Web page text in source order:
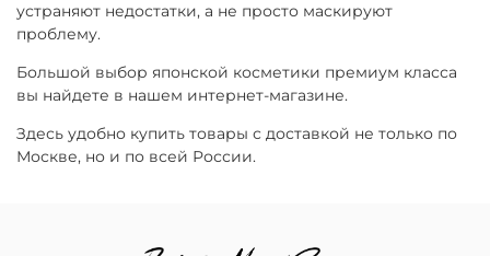
устраняют недостатки, а не просто маскируют
проблему.
Большой выбор японской косметики премиум класса
вы найдете в нашем интернет-магазине.
Здесь удобно купить товары с доставкой не только по
Москве, но и по всей России.